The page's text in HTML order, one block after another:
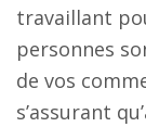
travaillant
personnes
de vos
s’assurant